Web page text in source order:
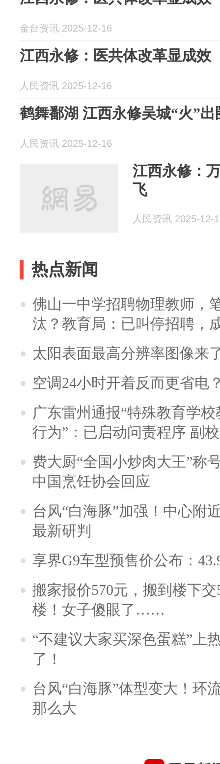
金台资讯 2025-12-16
江西永修：医共体改革显成效
人民资讯 2025-12-16
鹤舞鄱湖 江西永修吴城“火”
人民资讯 2025-12-16
江西永修：
飞
人民资讯 2025-12-
热点新闻
佛山一中学招聘物理教师，
汰？教育局：已叫停招聘，
太阳表面最高分辨率图像来
空调24小时开着反而更省电
广东雷州通报“特殊教育学
行为”：已启动问责程序 副
费大厨“全国小炒肉大王”称
中国烹饪协会回应
台风“白海豚”加强！中心附
最新研判
享界G9车型预售价公布：
搬家报价570元，搬到楼下
楼！女子傻眼了……
“不建议大家买深色蛋糕”上
了！
台风“白海豚”体型变大！环
那么大